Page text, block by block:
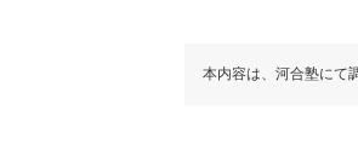
本内容は、河合塾にて